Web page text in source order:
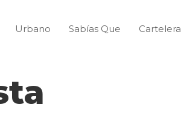
Urbano Sabías Que Cartelera